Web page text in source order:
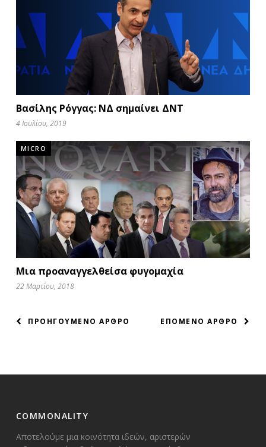
Βασίλης Ρόγγας: ΝΔ σημαίνει ΔΝΤ
4 Ιουλίου, 2019
MICRO
Μια προαναγγελθείσα φυγομαχία
22 Μαρτίου, 2018
ΠΛΟΗΓΗΣΗ
ΕΠΟΜΕΝΟ ΑΡΘΡΟ
ΠΡΟΗΓΟΥΜΕΝΟ ΑΡΘΡΟ
COMMONALITY
Αποτελούμε μια κοινότητα ιδεών, αριστερών